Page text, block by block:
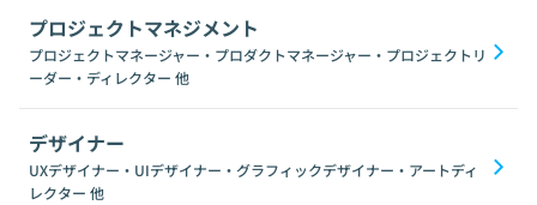
プロジェクトマネジメント
プロジェクトマネージャー・プロダクトマネージャー・プロジェクトリ
ーダー・ディレクター 他
デザイナー
UXデザイナー・UIデザイナー・グラフィックデザイナー・アートディ
レクター 他